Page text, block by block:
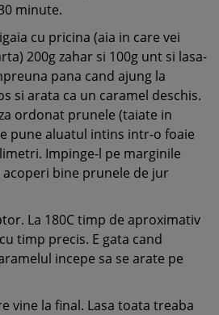
minute.
cu pricina (aia in care vei
200g zahar si 100g unt si lasa-
pana cand ajung la
si arata ca un caramel deschis.
ordonat prunele (taiate in
pune aluatul intins intr-o foaie
Impinge-l pe marginile
bine prunele de jur
La 180C timp de aproximativ
timp precis. E gata cand
incepe sa se arate pe
vine la final. Lasa toata treaba